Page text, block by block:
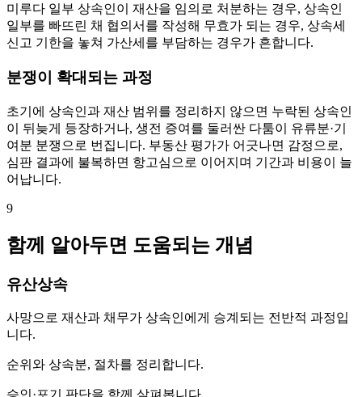
미루다 일부 상속인이 재산을 임의로 처분하는 경우, 상속인
일부를 빠뜨린 채 협의서를 작성해 무효가 되는 경우, 상속세
신고 기한을 놓쳐 가산세를 부담하는 경우가 흔합니다.
분쟁이 확대되는 과정
초기에 상속인과 재산 범위를 정리하지 않으면 누락된 상속인
이 뒤늦게 등장하거나, 생전 증여를 둘러싼 다툼이 유류분·기
여분 분쟁으로 번집니다. 부동산 평가가 어긋나면 감정으로,
심판 결과에 불복하면 항고심으로 이어지며 기간과 비용이 늘
어납니다.
9
함께 알아두면 도움되는 개념
유산상속
사망으로 재산과 채무가 상속인에게 승계되는 전반적 과정입
니다.
순위와 상속분, 절차를 정리합니다.